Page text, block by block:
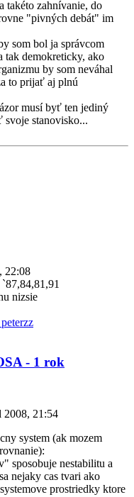
takéto zahnívanie, do
"pivných debát" im
som bol ja správcom
tak demokreticky, ako
by som neváhal
to prijať aj plnú
musí byť ten jediný
svoje stanovisko...
22:08
nizsie
- 1 rok
2008, 21:54
system (ak mozem
sposobuje nestabilitu a
nejaky cas tvari ako
prostriedky ktore